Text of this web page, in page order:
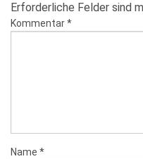
Erforderliche Felder sind
Kommentar*
Name *